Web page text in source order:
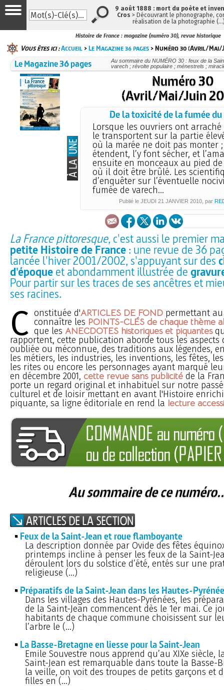
Histoire de France : magazine (numéro 30), revue historique
Vous êtes ici :Accueil >Le Magazine 36 pages > Numéro 30 (Avril/Mai/
Le Magazine 36 pages
Au sommaire du NUMÉRO 30 : feux de la
varech ; révolte populaire ; ménestrels ;
Numéro 30
(Avril/Mai/Juin
De la toxicité de la fumée du
Lorsque les ouvriers ont arraché
le transportent sur la partie
où la marée ne doit pas monter ;
étendent, l’y font sécher, et
ensuite en monceaux au pied
où il doit être brûlé. Les
d’enquêter sur l’éventuelle
fumée de varech...
Publié le JEUDI 21 JANVIER 2010 , par
La France pittoresque, c'est aussi le premier
petite Histoire de France: une revue de 36
lancée l'hiver 2001/2002, s'appuyant sur des
d'époqueet abondamment illustrée de
Pour partir sur les traces de ses ancêtres et
ses racines.
C onstituée d'ARTICLES DE FOND permettant
connaître les POINTS-CLÉS de chaque thème
que lesANECDOTES historiques et piquantes
rapportent, cette publication aborde tous les aspects
oubliée ou méconnue, des traditions aux légendes,
les métiers, les industries, les inventions, les fêtes,
les rites ou encore les personnages ayant marqué
en décembre 2001, cette revue sans publicité de la
porte un regard original et inhabituel sur notre
culturel et de loisir mettant en avant l'Histoire
piquante, sa ligne éditoriale en rend la lecture
Au sommaire de ce
Feux de la Saint-Jean et roue flamboyante
La description donnée par Ovide des fêtes
printemps incline à penser les feux de la Saint-
déroulent lors du solstice d’été, entés sur une
religieuse (…)
Préparatifs de la Saint-Jean dans les Hautes-
Dans les villages des Hautes-Pyrénées, les
de la Saint-Jean commencent dès le 1er mai. Ce
habitants de chaque commune choisissent sur
l’arbre le (…)
La Basse-Bretagne en liesse pour la Saint-Jean
Emile Souvestre nous apprend qu’au XIXe siècle,
Saint-Jean est remarquable dans toute la Basse-
la veille, on voit des troupes de petits garçons et
filles en (…)
9 août 1888 : mort du poète et
Cros > Découvrant le phonographe,
réalisation de la photographie